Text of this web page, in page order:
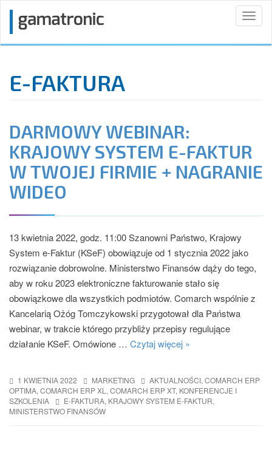
E-FAKTURA
DARMOWY WEBINAR:
KRAJOWY SYSTEM E-FAKTUR
W TWOJEJ FIRMIE + NAGRANIE
WIDEO
13 kwietnia 2022, godz. 11:00 Szanowni Państwo, Krajowy
System e-Faktur (KSeF) obowiązuje od 1 stycznia 2022 jako
rozwiązanie dobrowolne. Ministerstwo Finansów dąży do tego,
aby w roku 2023 elektroniczne fakturowanie stało się
obowiązkowe dla wszystkich podmiotów. Comarch wspólnie z
Kancelarią Ożóg Tomczykowski przygotował dla Państwa
webinar, w trakcie którego przybliży przepisy regulujące
działanie KSeF. Omówione … Czytaj więcej »
1 KWIETNIA 2022 MARKETING AKTUALNOŚCI, COMARCH ERP
OPTIMA, COMARCH ERP XL , COMARCH ERP XT, KONFERENCJE I
SZKOLENIA
E-FAKTURA, KRAJOWY SYSTEM E-FAKTUR,
MINISTERSTWO FINANSÓW